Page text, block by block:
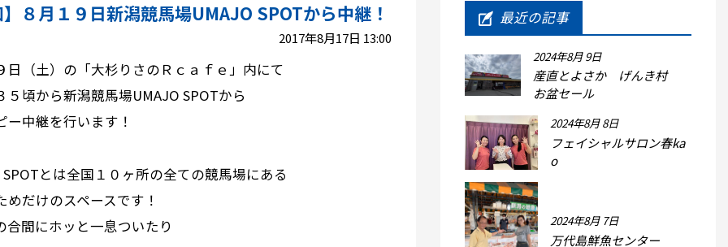
８月１９日新潟競馬場UMAJO SPOTから中継！
2017年8月17日 13:00
日（土）の「大杉りさのＲｃａｆｅ」内にて
５頃から新潟競馬場UMAJO SPOTから
ー中継を行います！
とは全国１０ヶ所の全ての競馬場にある
めだけのスペースです！
合間にホッと一息ついたり
最近の記事
2024年8月 9日
産直とよさか げんき村
お盆セール
2024年8月 8日
フェイシャルサロン春ka
o
2024年8月 7日
万代島鮮魚センター